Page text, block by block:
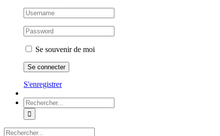
Se souvenir de moi
S'enregistrer
Rechercher:
Rechercher: